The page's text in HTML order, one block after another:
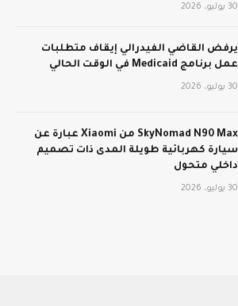
30 يوليو، 2026
يرفض القاضي الفيدرالي إيقاف متطلبات
عمل برنامج Medicaid في الوقت الحالي
30 يوليو، 2026
SkyNomad N90 Max من Xiaomi عبارة عن
سيارة كهربائية طويلة المدى ذات تصميم
داخلي متحول
30 يوليو، 2026